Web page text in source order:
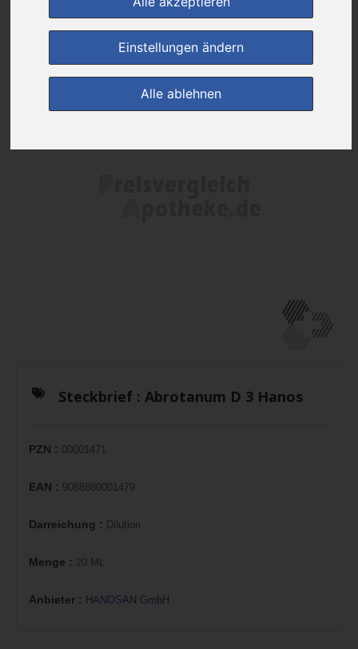
Einstellungen ändern
Alle ablehnen
Preisalarm
Steckbrief : Abrotanum D 3 Hanos
PZN : 00001471
EAN : 9088880001479
Darreichung : Dilution
Menge : 20 ML
Anbieter : HANOSAN GmbH